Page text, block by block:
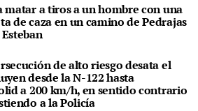
matar a tiros a un hombre con una
de caza en un camino de Pedrajas
de alto riesgo desata el
desde la N-122 hasta
a 200 km/h, en sentido contrario
a la Policía